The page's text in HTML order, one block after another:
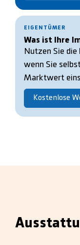
EIGENTÜMER
Was ist Ihre
Nutzen Sie
wenn Sie
Marktwert
Kostenlose